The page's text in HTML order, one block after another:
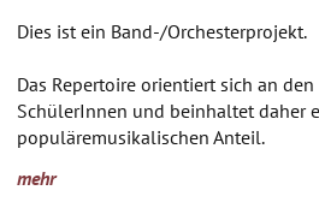
Dies ist ein Band-/Orchesterprojekt.
Das Repertoire orientiert sich an
SchülerInnen und beinhaltet daher
populäremusikalischen Anteil.
Kulturkreisen der teilnehmenden
mehr